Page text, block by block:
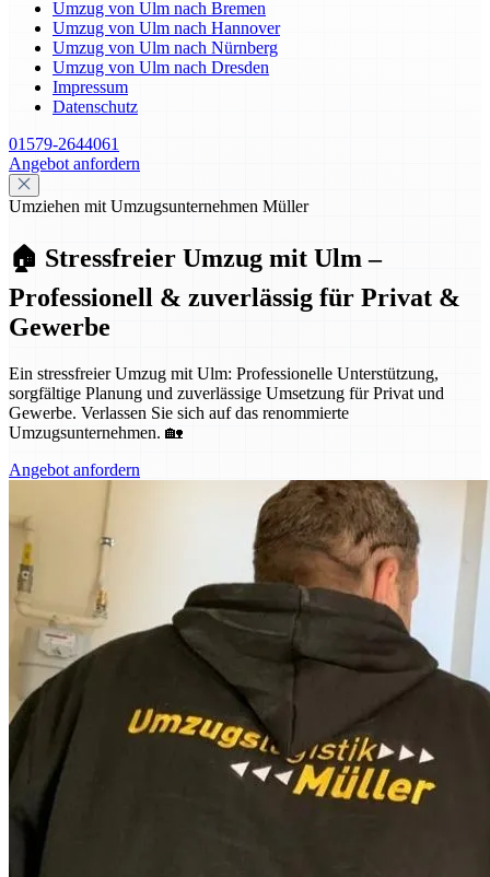
Umzug von Ulm nach Bremen
Umzug von Ulm nach Hannover
Umzug von Ulm nach Nürnberg
Umzug von Ulm nach Dresden
Impressum
Datenschutz
01579-2644061
Angebot anfordern
Umziehen mit Umzugsunternehmen Müller
🏠 Stressfreier Umzug mit Ulm –
Professionell & zuverlässig für Privat &
Gewerbe
Ein stressfreier Umzug mit Ulm: Professionelle Unterstützung,
sorgfältige Planung und zuverlässige Umsetzung für Privat und
Gewerbe. Verlassen Sie sich auf das renommierte
Umzugsunternehmen. 🏡
Angebot anfordern